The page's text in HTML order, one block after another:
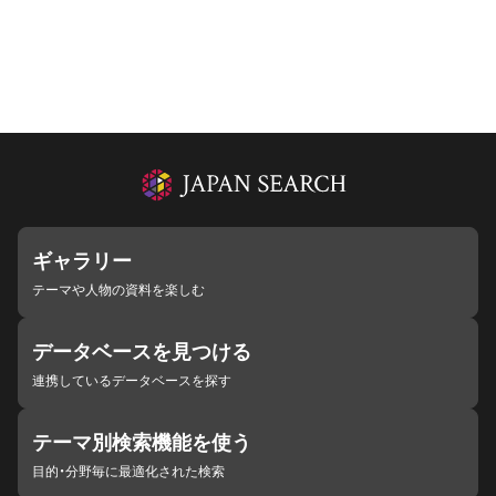
ギャラリー
テーマや人物の資料を楽しむ
データベースを見つける
連携しているデータベースを探す
テーマ別検索機能を使う
目的・分野毎に最適化された検索